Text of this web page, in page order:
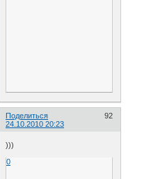
Поделиться
92
24.10.2010 20:23
)))
0